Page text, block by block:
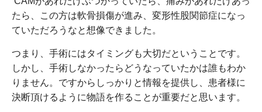
たら、この方は軟骨損傷が進み、変形性股関節症になっ
ていただろうなと想像できました。
つまり、手術にはタイミングも大切だということです。
しかし、手術しなかったらどうなっていたかは誰もわか
りません。ですからしっかりと情報を提供し、患者様に
決断頂けるように物語を作ることが重要だと思います。